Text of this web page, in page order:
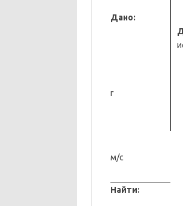
Дано:
г
м/с
Найти: